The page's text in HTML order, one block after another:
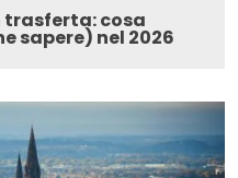
cosa
sapere) nel 2026